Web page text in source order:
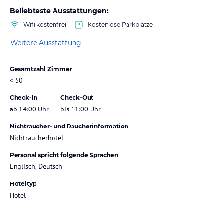
Beliebteste Ausstattungen:
Wifi kostenfrei Kostenlose Parkplätze
Weitere Ausstattung
Gesamtzahl Zimmer
< 50
Check-In
ab 14:00 Uhr
Check-Out
bis 11:00 Uhr
Nichtraucher- und Raucherinformation
Nichtraucherhotel
Personal spricht folgende Sprachen
Englisch, Deutsch
Hoteltyp
Hotel